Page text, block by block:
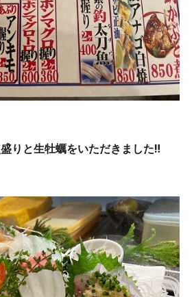
りと生牡蠣をいただきました‼️